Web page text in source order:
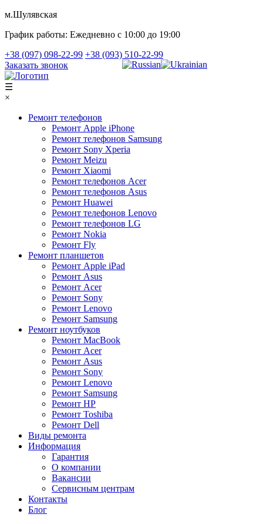
м.Шулявская
График работы: Ежедневно с 10:00 до 19:00
+38 (097) 098-22-99 +38 (093) 510-22-99
Заказать звонок
☰
×
Ремонт телефонов
Ремонт Apple iPhone
Ремонт телефонов Samsung
Ремонт Sony Xperia
Ремонт Meizu
Ремонт Xiaomi
Ремонт телефонов Acer
Ремонт телефонов Asus
Ремонт Huawei
Ремонт телефонов Lenovo
Ремонт телефонов LG
Ремонт Nokia
Ремонт Fly
Ремонт планшетов
Ремонт Apple iPad
Ремонт Asus
Ремонт Acer
Ремонт Sony
Ремонт Lenovo
Ремонт Samsung
Ремонт ноутбуков
Ремонт MacBook
Ремонт Acer
Ремонт Asus
Ремонт Sony
Ремонт Lenovo
Ремонт Samsung
Ремонт HP
Ремонт Toshiba
Ремонт Dell
Виды ремонта
Информация
Гарантия
О компании
Вакансии
Сервисным центрам
Контакты
Блог